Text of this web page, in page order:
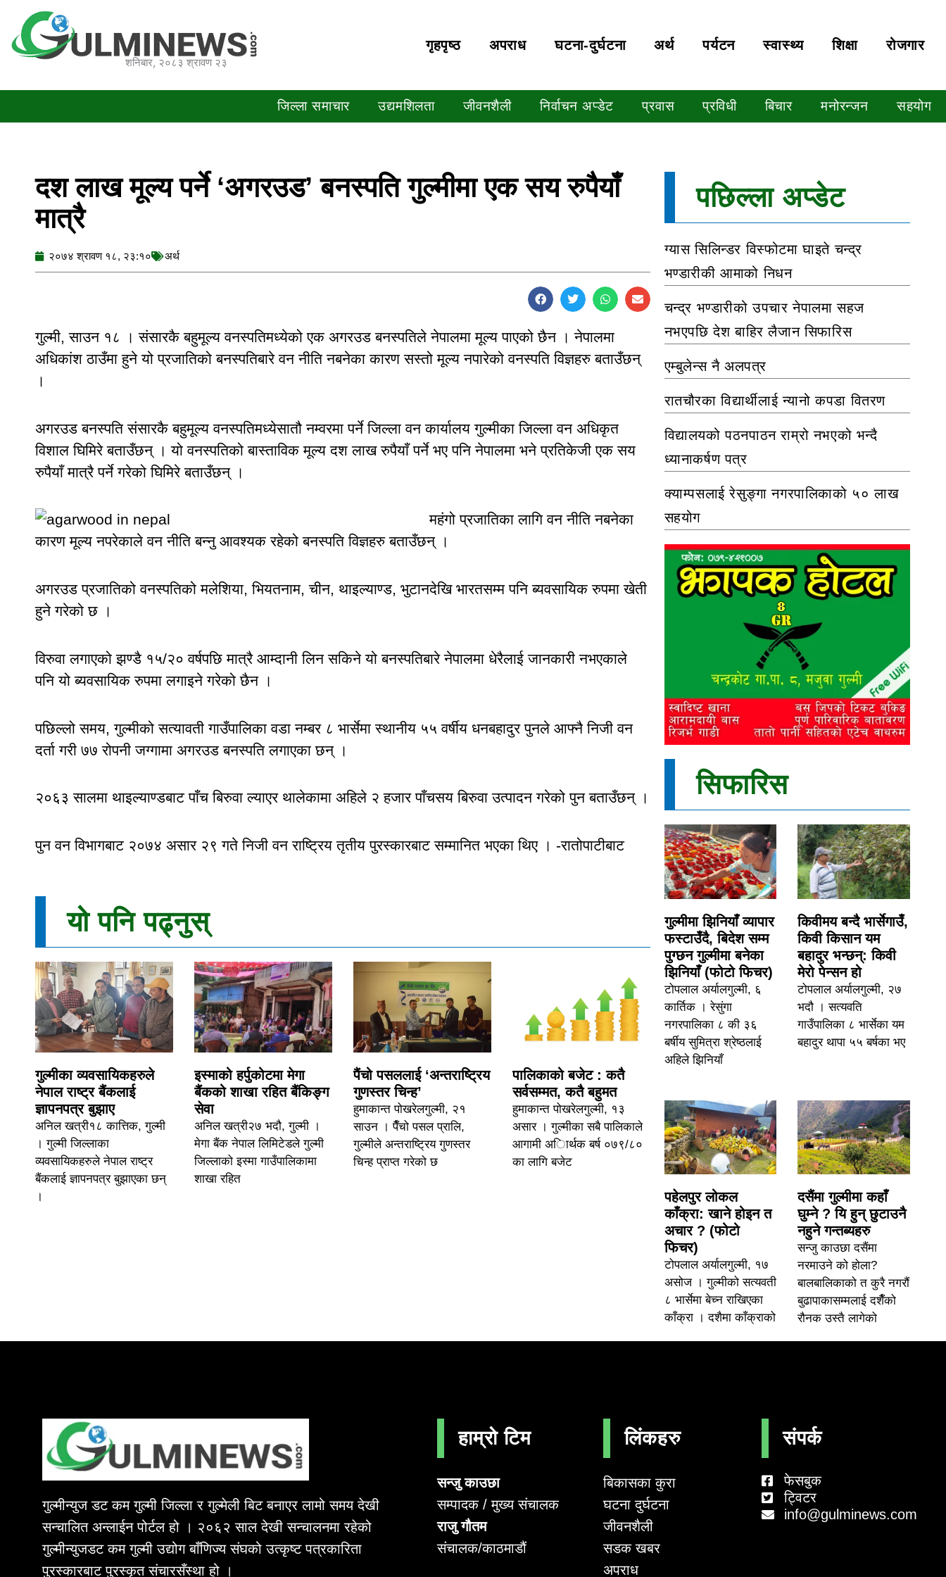
content
शनिबार, २०८३ श्रावण २३
गृहपृष्‍ठ अपराध घटना-दुर्घटना अर्थ पर्यटन स्वास्थ्य शिक्षा रोजगार
जिल्ला समाचार उद्यमशिलता जीवनशैली निर्वाचन अप्डेट प्रवास प्रविधी बिचार मनोरन्जन सहयोग
दश लाख मूल्य पर्ने ‘अगरउड’ बनस्पति गुल्मीमा एक सय रुपैयाँ
मात्रै
२०७४ श्रावण १८, २३:१० अर्थ
गुल्मी, साउन १८ । संसारकै बहुमूल्य वनस्पतिमध्येको एक अगरउड बनस्पतिले नेपालमा मूल्य पाएको छैन । नेपालमा
अधिकांश ठाउँमा हुने यो प्रजातिको बनस्पतिबारे वन नीति नबनेका कारण सस्तो मूल्य नपारेको वनस्पति विज्ञहरु बताउँछन्
।
अगरउड बनस्पति संसारकै बहुमूल्य वनस्पतिमध्येसातौ नम्वरमा पर्ने जिल्ला वन कार्यालय गुल्मीका जिल्ला वन अधिकृत
विशाल घिमिरे बताउँछन् । यो वनस्पतिको बास्ताविक मूल्य दश लाख रुपैयाँ पर्ने भए पनि नेपालमा भने प्रतिकेजी एक सय
रुपैयाँ मात्रै पर्ने गरेको घिमिरे बताउँछन् ।
महंगो प्रजातिका लागि वन नीति नबनेका
कारण मूल्य नपरेकाले वन नीति बन्नु आवश्यक रहेको बनस्पति विज्ञहरु बताउँछन् ।
अगरउड प्रजातिको वनस्पतिको मलेशिया, भियतनाम, चीन, थाइल्याण्ड, भुटानदेखि भारतसम्म पनि ब्यवसायिक रुपमा खेती
हुने गरेको छ ।
विरुवा लगाएको झण्डै १५/२० वर्षपछि मात्रै आम्दानी लिन सकिने यो बनस्पतिबारे नेपालमा धेरैलाई जानकारी नभएकाले
पनि यो ब्यवसायिक रुपमा लगाइने गरेको छैन ।
पछिल्लो समय, गुल्मीको सत्यावती गाउँपालिका वडा नम्बर ८ भार्सेमा स्थानीय ५५ वर्षीय धनबहादुर पुनले आफ्नै निजी वन
दर्ता गरी ७७ रोपनी जग्गामा अगरउड बनस्पति लगाएका छन् ।
२०६३ सालमा थाइल्याण्डबाट पाँच बिरुवा ल्याएर थालेकामा अहिले २ हजार पाँचसय बिरुवा उत्पादन गरेको पुन बताउँछन् ।
पुन वन विभागबाट २०७४ असार २९ गते निजी वन राष्ट्रिय तृतीय पुरस्कारबाट सम्मानित भएका थिए । -रातोपाटीबाट
यो पनि पढ्नुस्
गुल्मीका व्यवसायिकहरुले
नेपाल राष्ट्र बैंकलाई
ज्ञापनपत्र बुझाए
अनिल खत्री१८ कात्तिक, गुल्मी
। गुल्मी जिल्लाका
व्यवसायिकहरुले नेपाल राष्ट्र
बैंकलाई ज्ञापनपत्र बुझाएका छन्
।
इस्माको हर्पुकोटमा मेगा
बैंकको शाखा रहित बैंकिङ्ग
सेवा
अनिल खत्री२७ भदौ, गुल्मी ।
मेगा बैंक नेपाल लिमिटेडले गुल्मी
जिल्लाको इस्मा गाउँपालिकामा
शाखा रहित
पैंचो पसललाई ‘अन्तराष्ट्रिय
गुणस्तर चिन्ह’
हुमाकान्त पोखरेलगुल्मी, २१
साउन । पैँचो पसल प्रालि,
गुल्मीले अन्तराष्ट्रिय गुणस्तर
चिन्ह प्राप्त गरेको छ
पालिकाको बजेट : कतै
सर्वसम्मत, कतै बहुमत
हुमाकान्त पोखरेलगुल्मी, १३
असार । गुल्मीका सबै पालिकाले
आगामी अािर्थक बर्ष ०७९/८०
का लागि बजेट
पछिल्ला अप्डेट
ग्यास सिलिन्डर विस्फोटमा घाइते चन्द्र
भण्डारीकी आमाको निधन
चन्द्र भण्डारीको उपचार नेपालमा सहज
नभएपछि देश बाहिर लैजान सिफारिस
एम्बुलेन्स नै अलपत्र
रातचौरका विद्यार्थीलाई न्यानो कपडा वितरण
विद्यालयको पठनपाठन राम्रो नभएको भन्दै
ध्यानाकर्षण पत्र
क्याम्पसलाई रेसुङ्गा नगरपालिकाको ५० लाख
सहयोग
सिफारिस
गुल्मीमा झिनियाँ व्यापार
फस्टाउँदै, बिदेश सम्म
पुग्छन गुल्मीमा बनेका
झिनियाँ (फोटो फिचर)
टोपलाल अर्यालगुल्मी, ६
कार्तिक । रेसुंगा
नगरपालिका ८ की ३६
बर्षीय सुमित्रा श्रेष्ठलाई
अहिले झिनियाँ
किवीमय बन्दै भार्सेगाउँ,
किवी किसान यम
बहादुर भन्छन्: किवी
मेरो पेन्सन हो
टोपलाल अर्यालगुल्मी, २७
भदौ । सत्यवति
गाउँपालिका ८ भार्सेका यम
बहादुर थापा ५५ बर्षका भए
पहेलपुर लोकल
काँक्रा: खाने होइन त
अचार ? (फोटो
फिचर)
टोपलाल अर्यालगुल्मी, १७
असोज । गुल्मीको सत्यवती
८ भार्सेमा बेच्न राखिएका
काँक्रा । दशैमा काँक्राको
दसैंमा गुल्मीमा कहाँ
घुम्ने ? यि हुन् छुटाउनै
नहुने गन्तब्यहरु
सन्जु काउछा दसैंमा
नरमाउने को होला?
बालबालिकाको त कुरै नगरौं
बुढापाकासम्मलाई दशैँको
रौनक उस्तै लागेको
गुल्मीन्युज डट कम गुल्मी जिल्ला र गुल्मेली बिट बनाएर लामो समय देखी
सन्चालित अन्लाईन पोर्टल हो । २०६२ साल देखी सन्चालनमा रहेको
गुल्मीन्युजडट कम गुल्मी उद्योग बाँणिज्य संघको उत्कृष्ट पत्रकारिता
पुरस्कारबाट पुरस्कृत संचारसँस्था हो ।
हाम्रो टिम
सन्जु काउछा
सम्पादक / मुख्य संचालक
राजु गौतम
संचालक/काठमाडौं
लिंकहरु
बिकासका कुरा
घटना दुर्घटना
जीवनशैली
सडक खबर
अपराध
संपर्क
फेसबुक
ट्विटर
info@gulminews.com